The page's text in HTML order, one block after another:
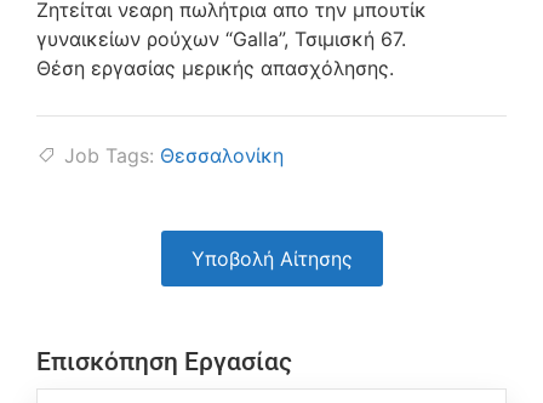
Ζητείται νεαρη πωλήτρια απο την μπουτίκ
γυναικείων ρούχων “Galla”, Τσιμισκή 67.
Θέση εργασίας μερικής απασχόλησης.
Job Tags: Θεσσαλονίκη
Υποβολή Αίτησης
Επισκόπηση Εργασίας